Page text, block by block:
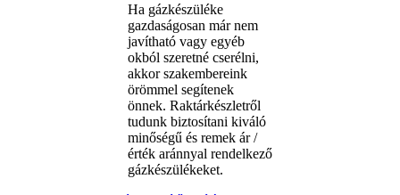
Ha gázkészüléke
gazdaságosan már nem
javítható vagy egyéb
okból szeretné cserélni,
akkor szakembereink
örömmel segítenek
önnek. Raktárkészletről
tudunk biztosítani kiváló
minőségű és remek ár /
érték aránnyal rendelkező
gázkészülékeket.